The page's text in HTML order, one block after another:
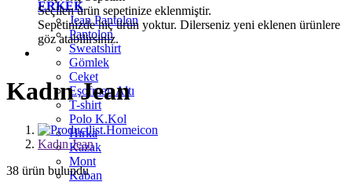
ERKEK
Jean Pantolon
Pantolon
Sweatshirt
Gömlek
Ceket
Eşofman Altı
T-shirt
Polo K.Kol
Hırka
Kazak
Mont
Kaban
Seçilen ürün sepetinize eklenmiştir.
Sepetinizde hiç ürün yoktur. Dilerseniz yeni eklenen ürünlere
göz atabilirsiniz.
Kadın Jean
Kadın Jean
38 ürün bulundu